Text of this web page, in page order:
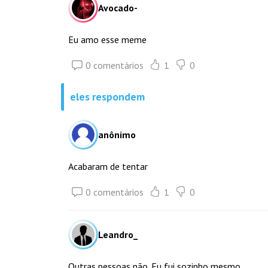
Avocado-
Eu amo esse meme
0 comentários 1 0
eles respondem
anônimo
Acabaram de tentar
0 comentários 1 0
Leandro_